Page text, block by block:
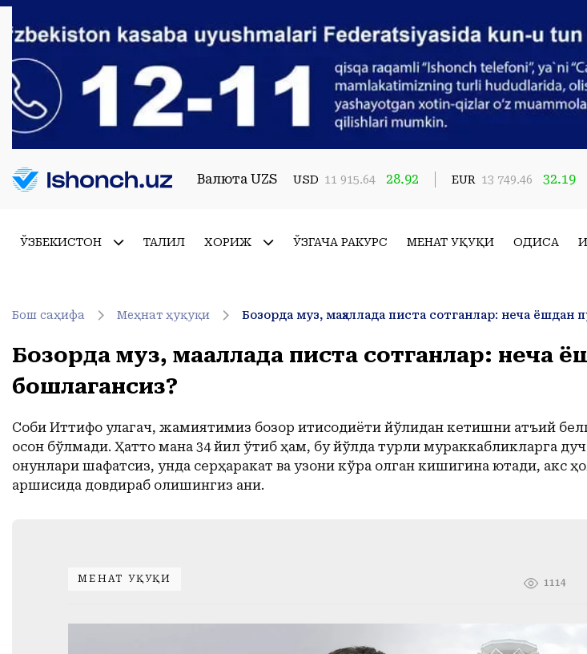
Валюта UZS USD 11 915.64 28.92 EUR 13 749.46 32.19
ЎЗБЕКИСТОН ТАҲЛИЛ ХОРИЖ ЎЗГАЧА РАКУРС МЕҲНАТ ҲУҚУҚИ ҲОДИСА
Бош саҳифа Меҳнат ҳуқуқи Бозорда муз, маҳаллада писта сотганлар: неча ёшдан
Бозорда муз, маҳаллада писта сотганлар: неча
бошлагансиз?
Собиқ Иттифоқ қулагач, жамиятимиз бозор иқтисодиёти йўлидан кетишни қатъий
осон бўлмади. Ҳатто мана 34 йил ўтиб ҳам, бу йўлда турли мураккабликларга дуч
қонунлари шафқатсиз, унда серҳаракат ва узоқни кўра олган кишигина ютади, акс
қаршисида довдираб қолишингиз аниқ.
МЕҲНАТ ҲУҚУҚИ 1114